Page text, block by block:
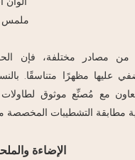
ملمس
مصادر مختلفة، فإن
عليها مظهرًا متناسقًا.
مع مُصنِّع موثوق لطاولات
الإضاءة